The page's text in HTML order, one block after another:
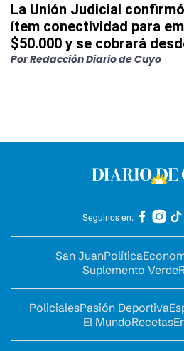
La Unión Judicial
ítem conectividad para
$50.000 y se cobrará
PorRedacción Diario de Cuyo
Seguinos en:
San JuanPolítica
Suplemento Verde
PolicialesPasión Deportiva
El MundoRecetas